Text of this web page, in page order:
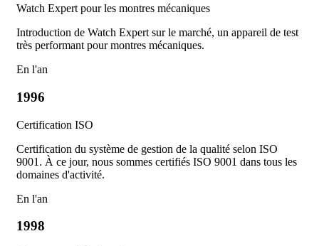
Watch Expert pour les montres mécaniques
Introduction de Watch Expert sur le marché, un appareil de test
très performant pour montres mécaniques.
En l'an
1996
Certification ISO
Certification du système de gestion de la qualité selon ISO
9001. À ce jour, nous sommes certifiés ISO 9001 dans tous les
domaines d'activité.
En l'an
1998